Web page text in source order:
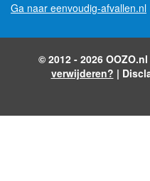
Ga naar eenvoudig-afvallen.nl
© 2012 - 2026
verwijderen? |